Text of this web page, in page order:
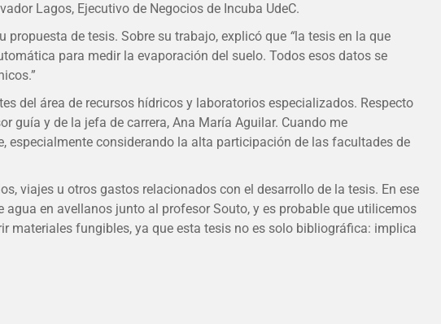
Lagos, Ejecutivo de Negocios de Incuba UdeC.
de tesis. Sobre su trabajo, explicó que “la tesis en la que
para medir la evaporación del suelo. Todos esos datos se
del área de recursos hídricos y laboratorios especializados. Respecto
guía y de la jefa de carrera, Ana María Aguilar. Cuando me
especialmente considerando la alta participación de las facultades de
viajes u otros gastos relacionados con el desarrollo de la tesis. En ese
en avellanos junto al profesor Souto, y es probable que utilicemos
materiales fungibles, ya que esta tesis no es solo bibliográfica: implica